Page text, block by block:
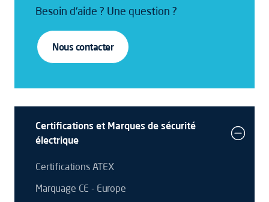
Besoin d'aide ? Une question ?
Nous contacter
Certifications et Marques de sécurité
électrique
Certifications ATEX
Marquage CE - Europe